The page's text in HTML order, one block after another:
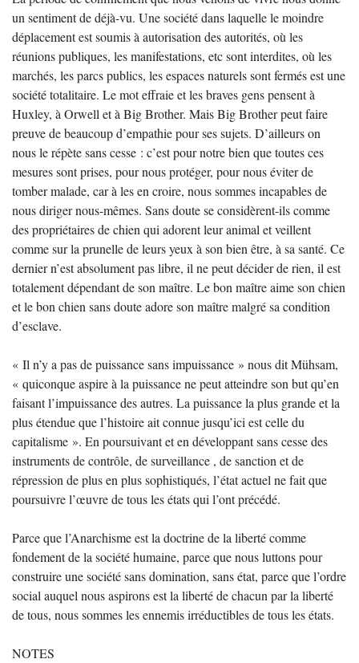
un sentiment de déjà-vu. Une société dans laquelle le moindre
déplacement est soumis à autorisation des autorités, où les
réunions publiques, les manifestations, etc sont interdites, où les
marchés, les parcs publics, les espaces naturels sont fermés est une
société totalitaire. Le mot effraie et les braves gens pensent à
Huxley, à Orwell et à Big Brother. Mais Big Brother peut faire
preuve de beaucoup d’empathie pour ses sujets. D’ailleurs on
nous le répète sans cesse : c’est pour notre bien que toutes ces
mesures sont prises, pour nous protéger, pour nous éviter de
tomber malade, car à les en croire, nous sommes incapables de
nous diriger nous-mêmes. Sans doute se considèrent-ils comme
des propriétaires de chien qui adorent leur animal et veillent
comme sur la prunelle de leurs yeux à son bien être, à sa santé. Ce
dernier n’est absolument pas libre, il ne peut décider de rien, il est
totalement dépendant de son maître. Le bon maître aime son chien
et le bon chien sans doute adore son maître malgré sa condition
d’esclave.
« Il n’y a pas de puissance sans impuissance » nous dit Mühsam,
« quiconque aspire à la puissance ne peut atteindre son but qu’en
faisant l’impuissance des autres. La puissance la plus grande et la
plus étendue que l’histoire ait connue jusqu’ici est celle du
capitalisme ». En poursuivant et en développant sans cesse des
instruments de contrôle, de surveillance , de sanction et de
répression de plus en plus sophistiqués, l’état actuel ne fait que
poursuivre l’œuvre de tous les états qui l’ont précédé.
Parce que l’Anarchisme est la doctrine de la liberté comme
fondement de la société humaine, parce que nous luttons pour
construire une société sans domination, sans état, parce que l’ordre
social auquel nous aspirons est la liberté de chacun par la liberté
de tous, nous sommes les ennemis irréductibles de tous les états.
NOTES